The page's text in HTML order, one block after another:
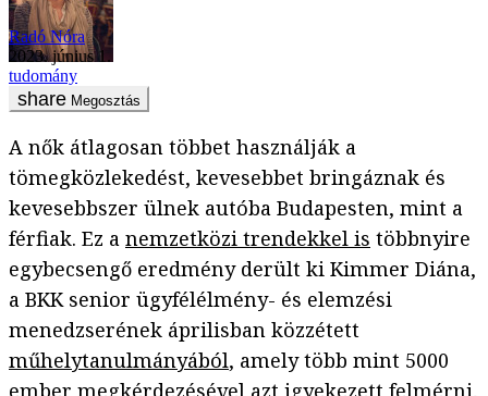
Radó Nóra
2023. június 1.
tudomány
Megosztás
A nők átlagosan többet használják a
tömegközlekedést, kevesebbet bringáznak és
kevesebbszer ülnek autóba Budapesten, mint a
férfiak. Ez a nemzetközi trendekkel is többnyire
egybecsengő eredmény derült ki Kimmer Diána,
a BKK senior ügyfélélmény- és elemzési
menedzserének áprilisban közzétett
műhelytanulmányából, amely több mint 5000
ember megkérdezésével azt igyekezett felmérni,